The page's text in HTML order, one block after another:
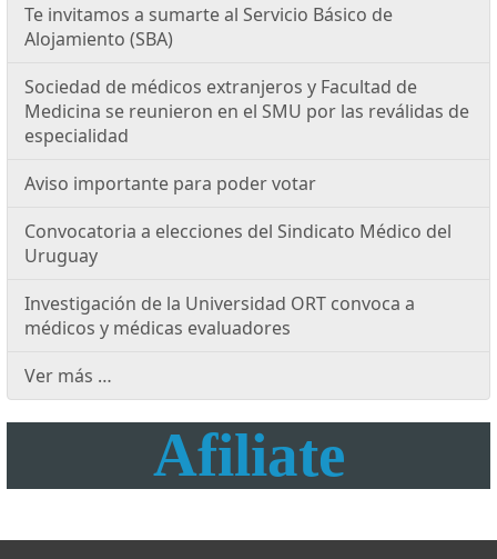
Te invitamos a sumarte al Servicio Básico de
Alojamiento (SBA)
Sociedad de médicos extranjeros y Facultad de
Medicina se reunieron en el SMU por las reválidas de
especialidad
Aviso importante para poder votar
Convocatoria a elecciones del Sindicato Médico del
Uruguay
Investigación de la Universidad ORT convoca a
médicos y médicas evaluadores
Ver más …
Afiliate